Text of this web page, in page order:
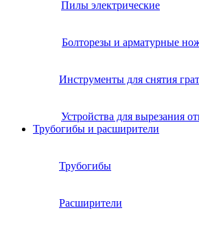
Пилы электрические
Болторезы и арматурные
Инструменты для снятия
Устройства для вырезания
Трубогибы и расширители
Трубогибы
Расширители